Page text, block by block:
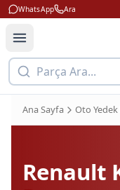
WhatsApp Ara
Parça Ara...
Ana Sayfa Oto Yedek
Renault